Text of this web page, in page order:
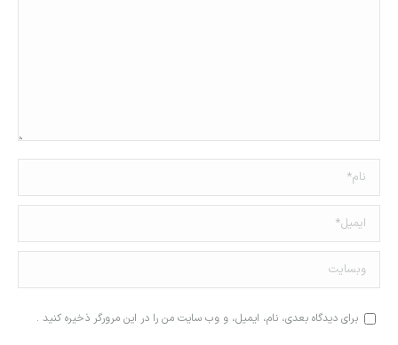
نام *
ایمیل *
وبسایت
برای دیدگاه بعدی، نام، ایمیل، و وب سایت من را در این مرورگر ذخیره کنید .